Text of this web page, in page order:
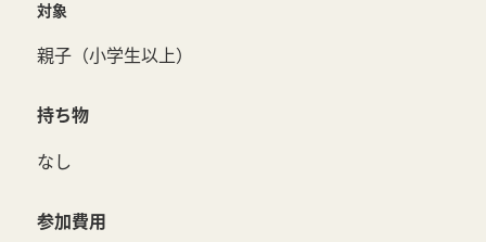
対象
親子（小学生以上）
持ち物
なし
参加費用